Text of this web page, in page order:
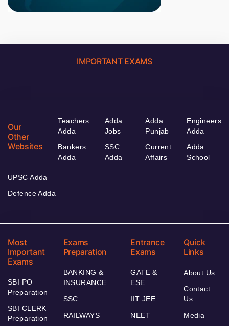
IMPORTANT EXAMS
Our
Other
Websites
Teachers
Adda
Bankers
Adda
Adda
Jobs
SSC
Adda
Adda
Punjab
Current
Affairs
Engineers
Adda
Adda
School
UPSC Adda
Defence Adda
Most
Important
Exams
SBI PO
Preparation
SBI CLERK
Preparation
Exams
Preparation
BANKING &
INSURANCE
SSC
RAILWAYS
Entrance
Exams
GATE &
ESE
IIT JEE
NEET
Quick
Links
About Us
Contact
Us
Media